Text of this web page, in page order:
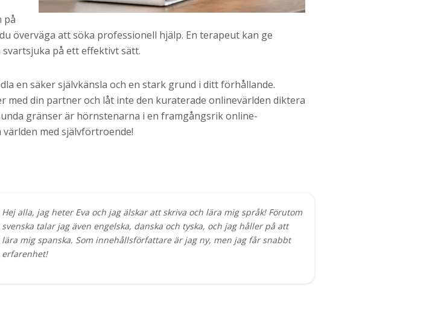
på
överväga att söka professionell hjälp. En terapeut kan ge
på ett effektivt sätt.
en säker självkänsla och en stark grund i ditt förhållande.
med din partner och låt inte den kuraterade onlinevärlden diktera
gränser är hörnstenarna i en framgångsrik online-
med självförtroende!
Hej alla, jag heter Eva och jag älskar att skriva och lära mig språk! Förutom
svenska talar jag även engelska, danska och tyska, och jag håller på att
lära mig spanska. Som innehållsförfattare är jag ny, men jag får snabbt
erfarenhet!